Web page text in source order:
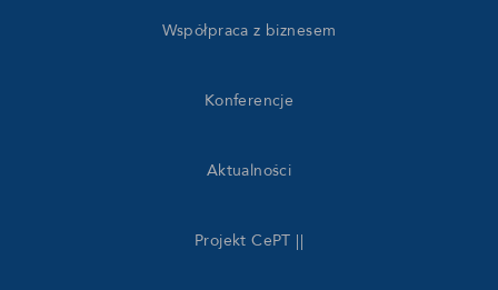
Współpraca z biznesem
Konferencje
Aktualności
Projekt CePT ||